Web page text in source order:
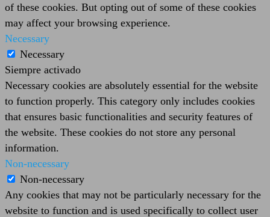
of these cookies. But opting out of some of these cookies
may affect your browsing experience.
Necessary
Necessary
Siempre activado
Necessary cookies are absolutely essential for the website
to function properly. This category only includes cookies
that ensures basic functionalities and security features of
the website. These cookies do not store any personal
information.
Non-necessary
Non-necessary
Any cookies that may not be particularly necessary for the
website to function and is used specifically to collect user